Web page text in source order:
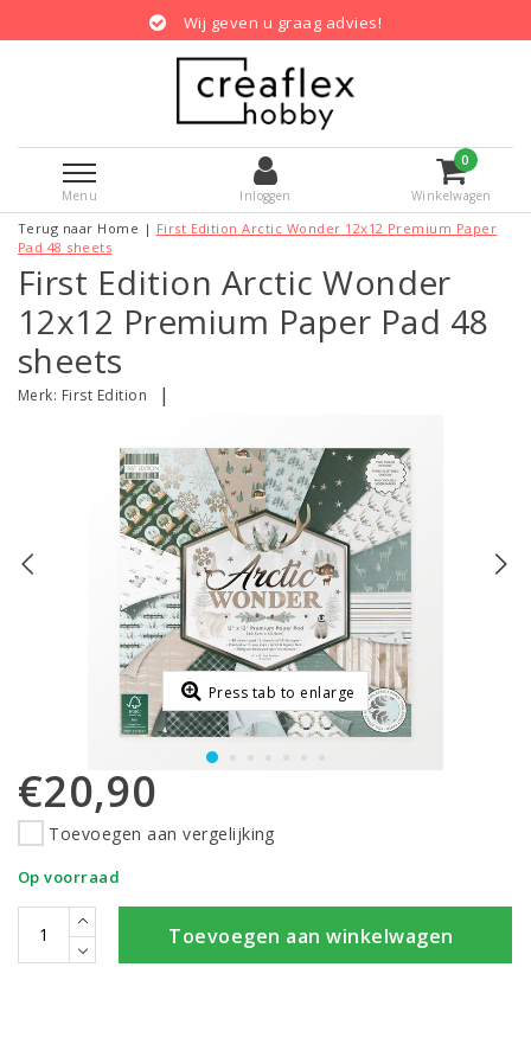
Wij geven u graag advies!
Menu Inloggen
0
Winkelwagen
Terug naar Home | First Edition Arctic Wonder 12x12 Premium Paper
Pad 48 sheets
First Edition Arctic Wonder
12x12 Premium Paper Pad 48
sheets
Merk: First Edition |
Press tab to enlarge
€20,90
Toevoegen aan vergelijking
Op voorraad
Toevoegen aan winkelwagen